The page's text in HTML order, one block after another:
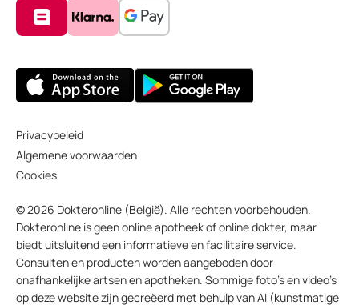
Privacybeleid
Algemene voorwaarden
Cookies
© 2026 Dokteronline (België). Alle rechten voorbehouden.
Dokteronline is geen online apotheek of online dokter, maar
biedt uitsluitend een informatieve en facilitaire service.
Consulten en producten worden aangeboden door
onafhankelijke artsen en apotheken. Sommige foto’s en video’s
op deze website zijn gecreëerd met behulp van AI (kunstmatige